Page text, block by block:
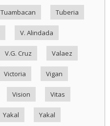
Tuambacan Tuberia
V. Alindada
V.G. Cruz Valaez
Victoria Vigan
Vision Vitas
Yakal Yakal